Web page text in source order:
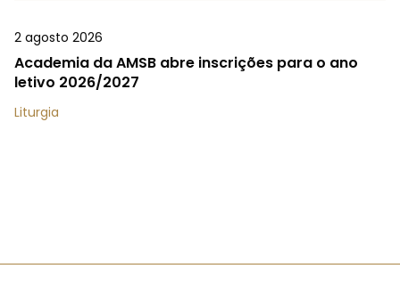
2 agosto 2026
Academia da AMSB abre inscrições para o ano
letivo 2026/2027
Liturgia